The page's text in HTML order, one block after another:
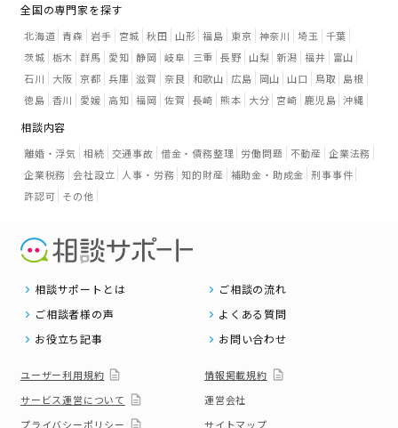
全国の専門家を探す
北海道 青森 岩手 宮城 秋田 山形 福島 東京 神奈川 埼玉
千葉
茨城 栃木 群馬 愛知 静岡 岐阜 三重 長野 山梨 新潟 福井
富山
石川
大阪 京都 兵庫 滋賀 奈良 和歌山 広島 岡山 山口 鳥取
島根
徳島 香川 愛媛 高知 福岡 佐賀 長崎 熊本 大分 宮崎 鹿児島 沖縄
相談内容
離婚・浮気 相続 交通事故 借金・債務整理 労働問題 不動産 企業法務
企業税務 会社設立 人事・労務 知的財産 補助金・助成金 刑事事件
許認可 その他
相談サポートとは
ご相談の流れ
ご相談者様の声
よくある質問
お役立ち記事
お問い合わせ
ユーザー利用規約
情報掲載規約
サービス運営について
運営会社
プライバシーポリシー
サイトマップ